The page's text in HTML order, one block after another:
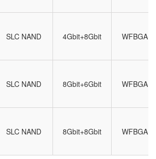
SLC NAND 4Gbit+8Gbit
SLC NAND 8Gbit+6Gbit
SLC NAND 8Gbit+8Gbit